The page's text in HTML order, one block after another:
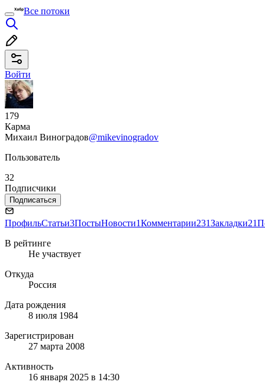
Все потоки
Войти
179
Карма
Михаил Виноградов@mikevinogradov
Пользователь
32
Подписчики
Подписаться
ПрофильСтатьи3ПостыНовости1Комментарии231Закладки21
В рейтинге
Не участвует
Откуда
Россия
Дата рождения
8 июля 1984
Зарегистрирован
27 марта 2008
Активность
16 января 2025 в 14:30